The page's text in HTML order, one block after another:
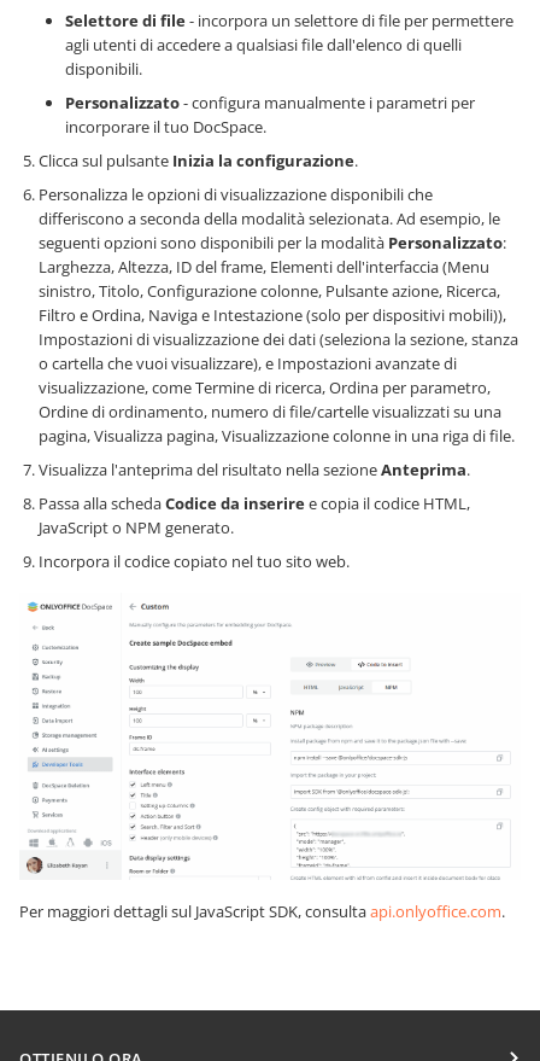
Selettore di file- incorpora un selettore di file per permettere
agli utenti di accedere a qualsiasi file dall'elenco di quelli
disponibili.
Personalizzato- configura manualmente i parametri per
incorporare il tuo DocSpace.
Clicca sul pulsante Inizia la configurazione.
Personalizza le opzioni di visualizzazione disponibili che
differiscono a seconda della modalità selezionata. Ad esempio, le
seguenti opzioni sono disponibili per la modalità Personalizzato:
Larghezza, Altezza, ID del frame, Elementi dell'interfaccia (Menu
sinistro, Titolo, Configurazione colonne, Pulsante azione, Ricerca,
Filtro e Ordina, Naviga e Intestazione (solo per dispositivi mobili)),
Impostazioni di visualizzazione dei dati (seleziona la sezione, stanza
o cartella che vuoi visualizzare), e Impostazioni avanzate di
visualizzazione, come Termine di ricerca, Ordina per parametro,
Ordine di ordinamento, numero di file/cartelle visualizzati su una
pagina, Visualizza pagina, Visualizzazione colonne in una riga di file.
Visualizza l'anteprima del risultato nella sezioneAnteprima.
Passa alla schedaCodice da inseriree copia il codice HTML,
JavaScript o NPM generato.
Incorpora il codice copiato nel tuo sito web.
Per maggiori dettagli sul JavaScript SDK, consultaapi.onlyoffice.com.